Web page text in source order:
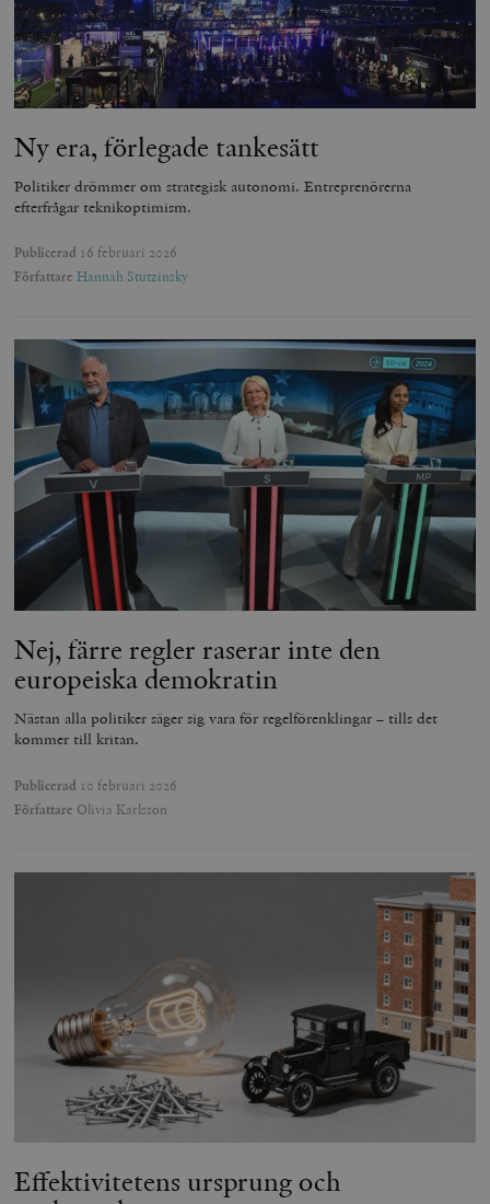
Ny era, förlegade tankesätt
Politiker drömmer om strategisk autonomi. Entreprenörerna
efterfrågar teknikoptimism.
Publicerad 16 februari 2026
Författare Hannah Stutzinsky
Nej, färre regler raserar inte den
europeiska demokratin
Nästan alla politiker säger sig vara för regelförenklingar – tills det
kommer till kritan.
Publicerad 10 februari 2026
Författare Olivia Karlsson
Effektivitetens ursprung och